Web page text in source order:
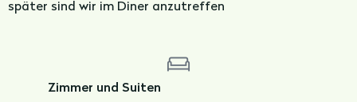
später sind wir im Diner anzutreffen
Zimmer und Suiten